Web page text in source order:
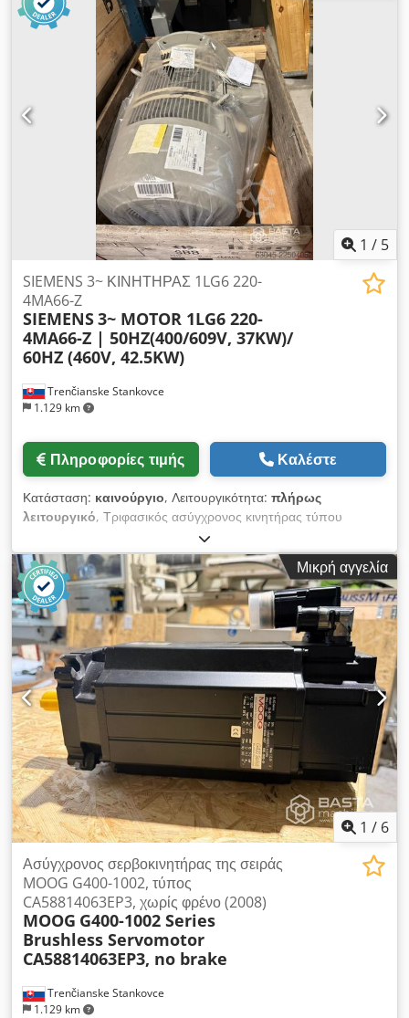
καθώς και για το σύστημα υδρόψυξης (βαθμός προστασίας
IP54). Csdpfx Acszr H Shj Dorf Σημαντικά τεχνικά
χαρακτηριστικά: • Σειρά: DS2 • Μέγεθος: 160 • Μήκος ρότορα:
M (μέτριο) • Βαθμός προστασίας / Ψύξη: IP54, υδρόψυξη (W) •
Παράμετροι περιέλιξης και ονομαστικές παράμετροι: Αυτοί οι
κινητήρες επιτυγχάνουν υψηλές αποδόσεις (π.χ., η ισχύς σε
ταχύτητα 2000 στροφών ανά λεπτό κυμαίνεται σε αρκετές
δεκάδες κιλοβάτ).
1 / 5
Trenčianske Stankovce
1.129 km
SIEMENS 3~ ΚΙΝΗΤΗΡΑΣ 1LG6 220-
4MA66-Z
SIEMENS3~ MOTOR 1LG6 220-
4MA66-Z | 50HZ(400/609V, 37KW)/
60HZ (460V, 42.5KW)
Πληροφορίες τιμής Καλέστε
Κατάσταση: καινούργιο, Λειτουργικότητα: πλήρως
λειτουργικό, Τριφασικός ασύγχρονος κινητήρας τύπου
Siemens Simotics SD με περίβλημα από χυτοσίδηρο.
Πρόκειται για κινητήρα τεσσάρων πόλων (1.500 στροφές/
λεπτό) μεγέθους 250M με ισχύ 55 kW στις 50 Hz. Σημαντικά
τεχνικά χαρακτηριστικά: • Ισχύς: 55 kW (στις 50 Hz / 400 V /
690 V) • Μέγεθος: 250M • Αριθμός πόλων: 4 (περίπου 1.480
στροφές/λεπτό) • Κατασκευή: Περίβλημα από χυτοσίδηρο
(κατάλληλο για απαιτητικές συνθήκες λειτουργίας) • Απόδοση:
Κατηγορία IE2 (Υψηλή απόδοση) Cjdpfx Aozr Exyec Dorf •
Βαθμός προστασίας: IP55 [1, 2, 3, 4, 5] Ο Siemens 1LG6 220-
4MA66-Z είναι ένας τριφασικός ασύγχρονος κινητήρας με ισχύ
περίπου 37 kW, μεγέθους 225, βαθμού προστασίας IP55 και
ταχύτητας περίπου 1.470 στροφές/λεπτό.
Μικρή αγγελία
1 / 6
Trenčianske Stankovce
1.129 km
Ασύγχρονος σερβοκινητήρας της σειράς
MOOG G400-1002, τύπος
CA58814063EP3, χωρίς φρένο (2008)
MOOG G400-1002 Series
Brushless Servomotor
CA58814063EP3, no brake